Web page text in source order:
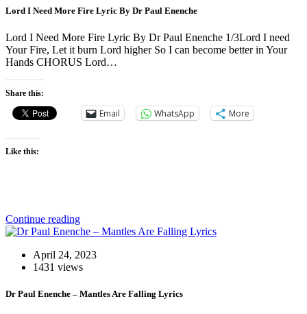
Lord I Need More Fire Lyric By Dr Paul Enenche
Lord I Need More Fire Lyric By Dr Paul Enenche 1/3Lord I need
Your Fire, Let it burn Lord higher So I can become better in Your
Hands CHORUS Lord…
Share this:
Email WhatsApp More
Like this:
Continue reading
April 24, 2023
1431 views
Dr Paul Enenche – Mantles Are Falling Lyrics